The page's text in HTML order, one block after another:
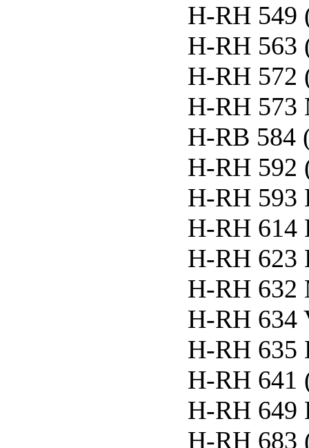
H-RH 549
H-RH 563
H-RH 572
H-RH 573
H-RB 584
H-RH 592
H-RH 593
H-RH 614
H-RH 623
H-RH 632
H-RH 634
H-RH 635
H-RH 641
H-RH 649
H-RH 683